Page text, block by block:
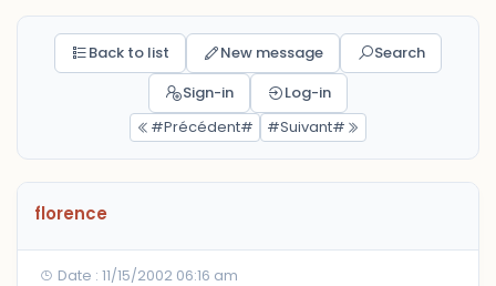
Back to list New message
Search
Sign-in
Log-in
#Précédent#
#Suivant#
florence
Date : 11/15/2002 06:16 am